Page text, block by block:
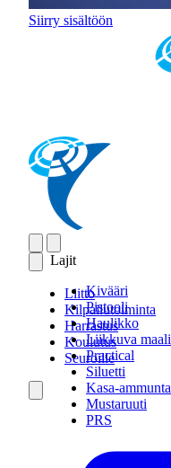
Siirry sisältöön
Lajit
Kivääri
Pistooli
Haulikko
Liikkuva maali
Practical
Siluetti
Kasa-ammunta
Mustaruuti
PRS
Liitto
Kilpailutoiminta
Harrastus
Koulutus
Seuroille